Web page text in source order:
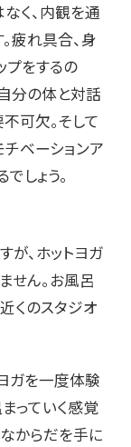
く、内観を通
疲れ具合、身
プをするの
分の体と対話
可欠。そして
ベーションア
しょう。
、ホットヨガ
せん。お風呂
くのスタジオ
ガを一度体験
っていく感覚
なからだを手に